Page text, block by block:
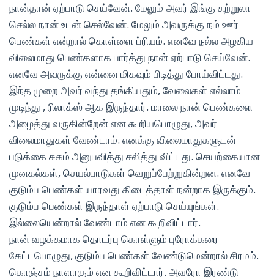
நான்தான் ஏற்பாடு செய்வேன். மேலும் அவர் இங்கு சுற்றுலா
செல்ல நான் உடன் செல்வேன். மேலும் அவருக்கு நம் ஊர்
பெண்கள் என்றால் கொள்ளை ப்ரியம். எனவே நல்ல அழகிய
விலைமாது பெண்களாக பார்த்து நான் ஏற்பாடு செய்வேன்.
எனவே அவருக்கு என்னை மிகவும் பிடித்து போய்விட்டது.
இந்த முறை அவர் வந்து தங்கியதும், வேலைகள் எல்லாம்
முடிந்து , ரிலாக்ஸ் ஆக இருந்தார். மாலை நான் பெண்களை
அழைத்து வருகின்றேன் என கூறியபொழுது, அவர்
விலைமாதுகள் வேண்டாம். எனக்கு விலைமாதுகளுடன்
படுக்கை சுகம் அனுபவித்து சலித்து விட்டது. செயற்கையான
முனகல்கள், செயல்பாடுகள் வெறுப்பேற்றுகின்றன. எனவே
குடும்ப பெண்கள் யாரவது கிடைத்தாள் நன்றாக இருக்கும்.
குடும்ப பெண்கள் இருந்தாள் ஏற்பாடு செய்யுங்கள்.
இல்லையென்றால் வேண்டாம் என கூறிவிட்டார்.
நான் வழக்கமாக தொடர்பு கொள்ளும் புரோக்கரை
கேட்டபொழுது, குடும்ப பெண்கள் வேண்டுமென்றால் சிரமம்.
கொஞ்சம் நாளாகும் என கூறிவிட்டார். அவரோ இரண்டு